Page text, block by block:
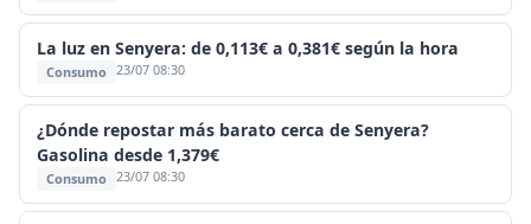
La luz en Senyera: de 0,113€ a 0,381€ según la hora
Consumo 23/07 08:30
¿Dónde repostar más barato cerca de Senyera?
Gasolina desde 1,379€
Consumo 23/07 08:30